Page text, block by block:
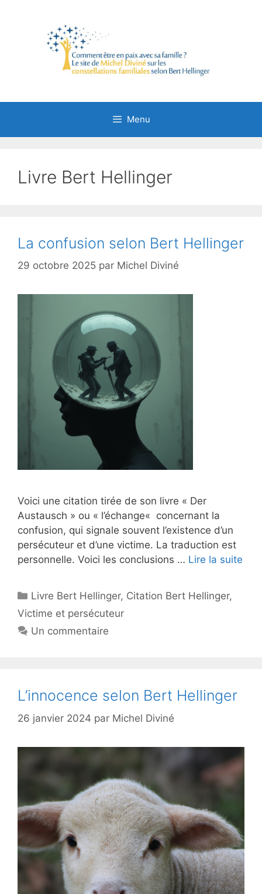
Menu
Livre Bert Hellinger
La confusion selon Bert Hellinger
29 octobre 2025 par Michel Diviné
Voici une citation tirée de son livre « Der
Austausch » ou « l’échange« concernant la
confusion, qui signale souvent l’existence d’un
persécuteur et d’une victime. La traduction est
personnelle. Voici les conclusions … Lire la suite
Catégories
Livre Bert Hellinger, Citation Bert Hellinger,
Victime et persécuteur
Un commentaire
L’innocence selon Bert Hellinger
26 janvier 2024 par Michel Diviné